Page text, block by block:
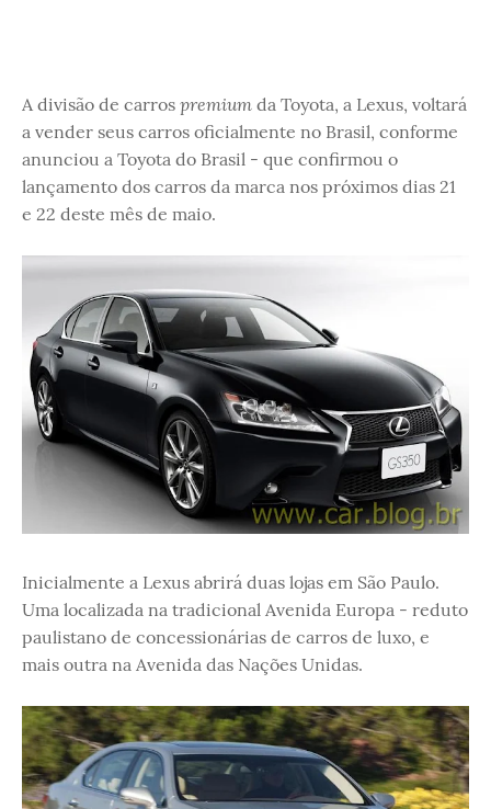
A divisão de carros premium da Toyota, a Lexus, voltará
a vender seus carros oficialmente no Brasil, conforme
anunciou a Toyota do Brasil - que confirmou o
lançamento dos carros da marca nos próximos dias 21
e 22 deste mês de maio.
Inicialmente a Lexus abrirá duas lojas em São Paulo.
Uma localizada na tradicional Avenida Europa - reduto
paulistano de concessionárias de carros de luxo, e
mais outra na Avenida das Nações Unidas.